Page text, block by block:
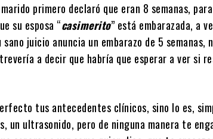
primero declaró que eran 8 semanas,
su esposa “casimerito” está embarazada, a
juicio anuncia un embarazo de 5 semanas,
a decir que habría que esperar a ver si
tus antecedentes clínicos, sino lo es,
un ultrasonido, pero de ninguna manera te